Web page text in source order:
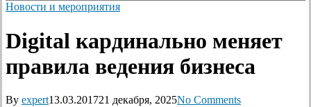
Новости и мероприятия
Digital кардинально меняет
правила ведения бизнеса
By expert13.03.201721 декабря, 2025No Comments